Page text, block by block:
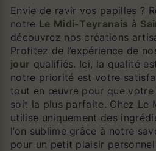
Envie de ravir vos papilles ? Rendez-vous dans
notre Le Midi-Teyranais à
découvrez nos créations
Profitez de l’expérience de
jour qualifiés. Ici, la qualité
notre priorité est votre
tout en œuvre pour que votre
soit la plus parfaite. Chez Le
utilise uniquement des
l’on sublime grâce à notre
pour un petit plaisir